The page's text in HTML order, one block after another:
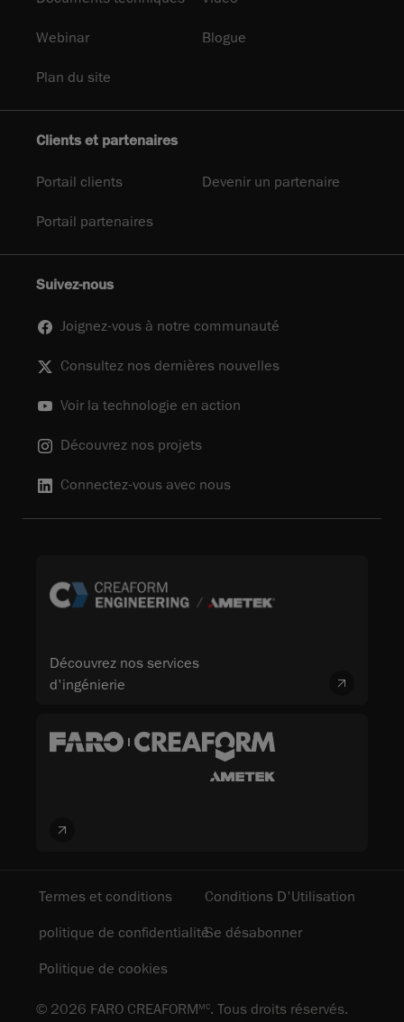
Webinar Blogue
Plan du site
Clients et partenaires
Portail clients Devenir un partenaire
Portail partenaires
Suivez-nous
Joignez-vous à notre communauté
Consultez nos dernières nouvelles
Voir la technologie en action
Découvrez nos projets
Connectez-vous avec nous
Découvrez nos services
d'ingénierie
© 2026 FARO CREAFORMMC. Tous droits réservés.
Termes et conditions
Conditions D'Utilisation
politique de confidentialitéSe désabonner
Politique de cookies